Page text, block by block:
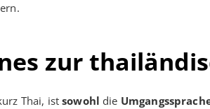
zur
Thai, istsowohl die